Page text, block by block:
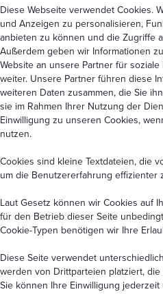
Diese Webseite verwendet Cookies.
und Anzeigen zu personalisieren,
anbieten zu können und die Zugriffe
Außerdem geben wir Informationen
Website an unsere Partner für
weiter. Unsere Partner führen diese
weiteren Daten zusammen, die Sie
sie im Rahmen Ihrer Nutzung der
Einwilligung zu unseren Cookies,
nutzen.
Cookies sind kleine Textdateien, die
um die Benutzererfahrung effizienter
Laut Gesetz können wir Cookies auf
für den Betrieb dieser Seite
Cookie-Typen benötigen wir Ihre
Diese Seite verwendet
werden von Drittparteien platziert,
Sie können Ihre Einwilligung